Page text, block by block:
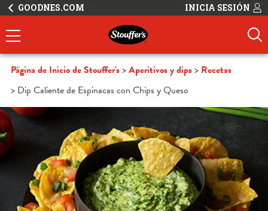
GOODNES.COM INICIA SESIÓN
Página de Inicio de Stouffer's Aperitivos y dips
Recetas
Dip Caliente de Espinacas con Chips y Queso